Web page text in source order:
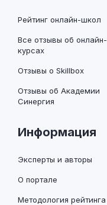
Рейтинг онлайн-школ
Все отзывы об онлайн-
курсах
Отзывы о Skillbox
Отзывы об Академии
Синергия
Информация
Эксперты и авторы
О портале
Методология рейтинга